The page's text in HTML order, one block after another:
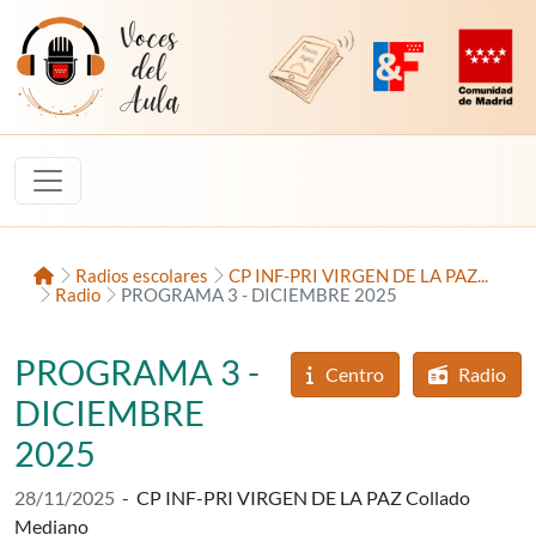
Saltar al contenido
Voces del Aula
Revista Digital de EducaMadrid
Plataforma de
InicioRadios escolares
CP INF-PRI VIRGEN DE LA PAZ...
Radio
PROGRAMA 3 - DICIEMBRE 2025
Centro Radio
PROGRAMA 3 -
DICIEMBRE
2025
Fecha de publicación:
28/11/2025 - CP INF-PRI VIRGEN DE LA PAZ Collado
Mediano